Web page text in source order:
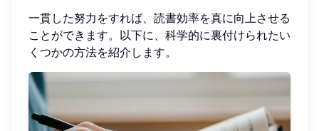
一貫した努力をすれば、読書効率を真に向上させる
ことができます。以下に、科学的に裏付けられたい
くつかの方法を紹介します。